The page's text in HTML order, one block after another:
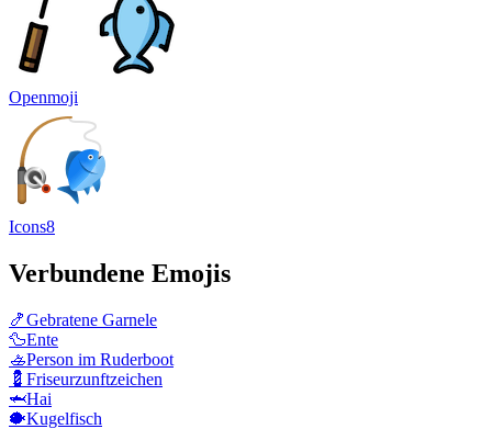
Openmoji
Icons8
Verbundene Emojis
🍤Gebratene Garnele
🦆Ente
🚣Person im Ruderboot
💈 Friseurzunftzeichen
🦈Hai
🐡Kugelfisch